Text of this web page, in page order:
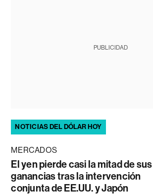
PUBLICIDAD
NOTICIAS DEL DÓLAR HOY
MERCADOS
El yen pierde casi la mitad de sus
ganancias tras la intervención
conjunta de EE.UU. y Japón